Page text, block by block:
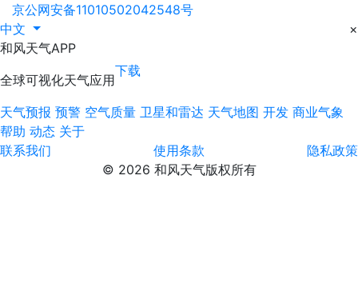
京公网安备11010502042548号
中文
×
和风天气APP
全球可视化天气应用
下载
天气预报 预警 空气质量 卫星和雷达 天气地图 开发 商业气象
帮助 动态 关于
联系我们
使用条款
隐私政策
© 2026 和风天气版权所有